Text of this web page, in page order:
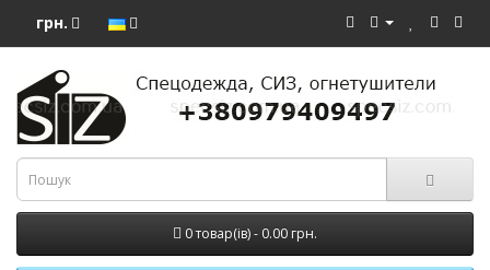
грн.
0 товар(ів) - 0.00 грн.